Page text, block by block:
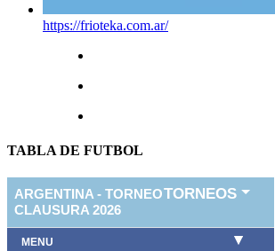
https://frioteka.com.ar/
TABLA DE FUTBOL